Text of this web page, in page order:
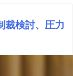
裁検討、圧力